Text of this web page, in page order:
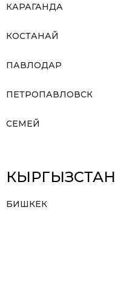
КАРАГАНДА
КОСТАНАЙ
ПАВЛОДАР
ПЕТРОПАВЛОВСК
СЕМЕЙ
КЫРГЫЗСТАН
БИШКЕК